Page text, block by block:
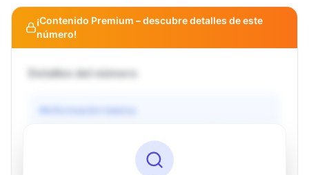
¡Contenido Premium – descubre detalles de este
número!
Detalles del número
Información básica